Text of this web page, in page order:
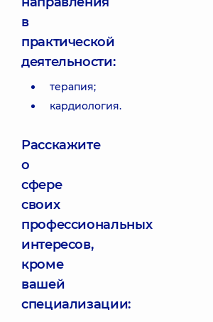
в
практической
деятельности:
терапия;
кардиология.
Расскажите
о
сфере
своих
профессиональных
интересов,
кроме
вашей
специализации: